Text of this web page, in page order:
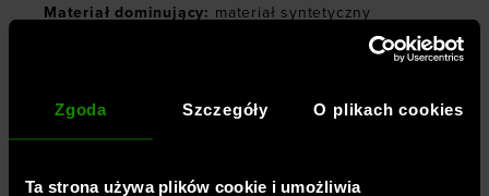
Zgoda Szczegóły O plikach cookies
Ta strona używa plików cookie i umożliwia
Materiał dominujący: materiał syntetyczny
Rodzaj obcasa
płaski
Właściwości obuwia